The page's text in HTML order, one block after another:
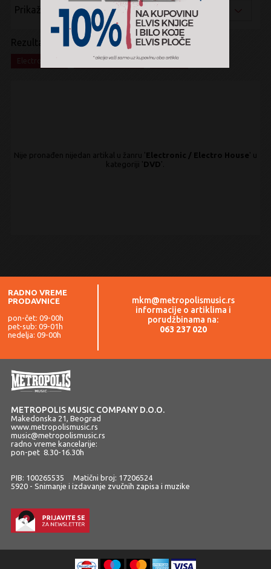
Prikaži po:
Rezultati pretrage:
Electro House x DVD x
Nije pronađen nijedan artikal u žanru 'Electronic / Electro House' u
kategoriji 'DVD'.
RADNO VREME
PRODAVNICE
pon-čet: 09-00h
pet-sub: 09-01h
nedelja: 09-00h
mkm@metropolismusic.rs
informacije o artiklima i
porudžbinama na:
063 237 020
METROPOLIS MUSIC COMPANY D.O.O.
Makedonska 21, Beograd
www.metropolismusic.rs
music@metropolismusic.rs
radno vreme kancelarije:
pon-pet 8.30-16.30h
PIB: 100265535 Matični broj: 17206524
5920 - Snimanje i izdavanje zvučnih zapisa i muzike